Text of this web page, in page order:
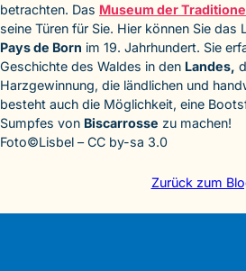
betrachten. Das Museum der
seine Türen für Sie. Hier können Sie das
Pays de Born im 19. Jahrhundert. Sie
Geschichte des Waldes in den Landes,
Harzgewinnung, die ländlichen und
besteht auch die Möglichkeit, eine
Sumpfes von Biscarrosse zu machen!
Foto©Lisbel – CC by-sa 3.0
Zurück zum